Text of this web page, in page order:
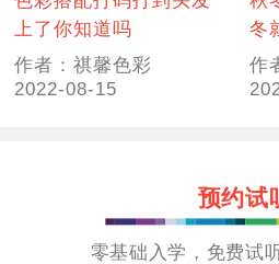
上了你知道吗
作者：祺馨色彩
2022-08-15
冬
作
预约试
零基础入学，免费试